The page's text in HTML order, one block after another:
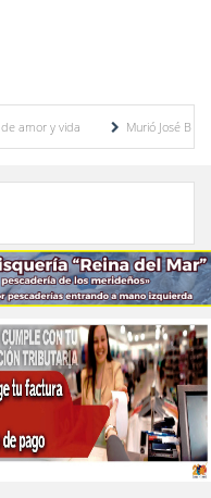
Murió José Breijo, el preso